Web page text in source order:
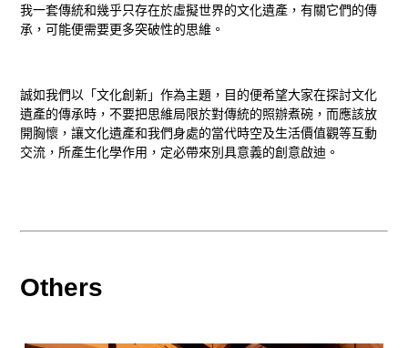
我一套傳統和幾乎只存在於虛擬世界的文化遺產，有關它們的傳
承，可能便需要更多突破性的思維。
誠如我們以「文化創新」作為主題，目的便希望大家在探討文化
遺產的傳承時，不要把思維局限於對傳統的照辦煮碗，而應該放
開胸懷，讓文化遺產和我們身處的當代時空及生活價值觀等互動
交流，所產生化學作用，定必帶來別具意義的創意啟迪。
Others